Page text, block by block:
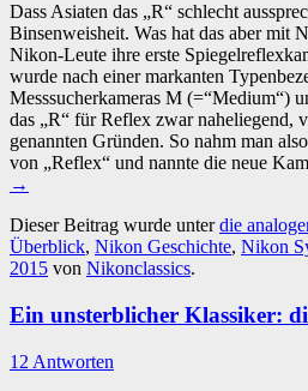
Dass Asiaten das „R“ schlecht
Binsenweisheit. Was hat das aber mit
Nikon-Leute ihre erste
wurde nach einer markanten
Messsucherkameras M (=“Medium“)
das „R“ für Reflex zwar naheliegend,
genannten Gründen. So nahm man
von „Reflex“ und nannte die neue
→
Dieser Beitrag wurde unterdie
Überblick, Nikon Geschichte, Nikon
2015 von Nikonclassics.
Ein unsterblicher Klassiker:
12 Antworten